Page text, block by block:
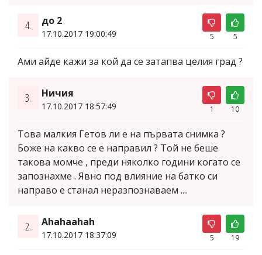
4. до 2
17.10.2017 19:00:49 5 5
Ами айде кажи за кой да се затапва целия град ?
3. Ничия
17.10.2017 18:57:49 1 10
Това малкия Гетов ли е на първата снимка ?
Боже на какво се е направил ? Той не беше
такова момче , преди няколко години когато се
запознахме . Явно под влияние на батко си
направо е станал неразпознаваем ....
2. Ahahaahah
17.10.2017 18:37:09 5 19